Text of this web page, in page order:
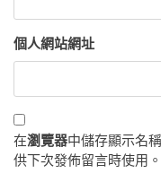
個人網站網址
在瀏覽器中儲存顯示名
供下次發佈留言時使用。